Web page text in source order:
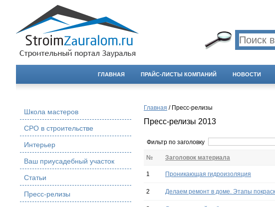
ГЛАВНАЯ ПРАЙС-ЛИСТЫ КОМПАНИЙ НОВОСТИ
Школа мастеров
СРО в строительстве
Интерьер
Ваш приусадебный участок
Статьи
Пресс-релизы
Главная / Пресс-релизы
Пресс-релизы 2013
Фильтр по заголовку
№ Заголовок материала
1 Проникающая гидроизоляция
2 Делаем ремонт в доме. Этапы